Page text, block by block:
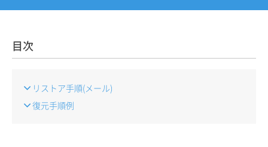
目次
リストア手順(メール)
復元手順例